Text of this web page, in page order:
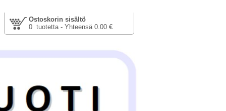
Ostoskorin sisältö
0 tuotetta - Yhteensä 0.00 €